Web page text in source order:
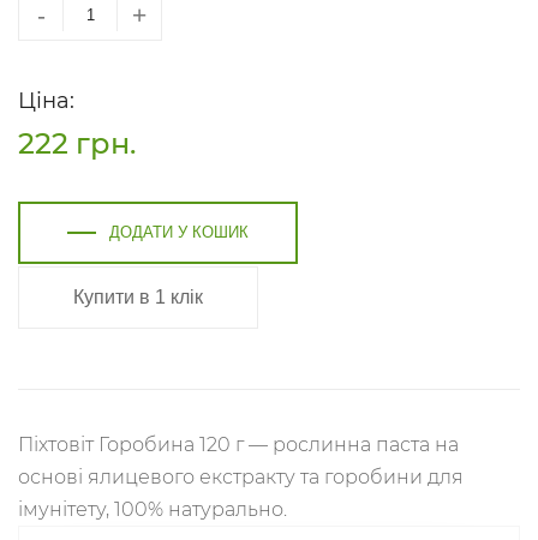
- +
Ціна:
222 грн.
ДОДАТИ У КОШИК
Купити в 1 клік
Піхтовіт Горобина 120 г — рослинна паста на
основі ялицевого екстракту та горобини для
імунітету, 100% натурально.